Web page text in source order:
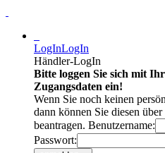
LogInLogIn
Händler-LogIn
Bitte loggen Sie sich mit
Zugangsdaten ein!
Wenn Sie noch keinen
dann können Sie diesen
beantragen. Benutzername:
Passwort: